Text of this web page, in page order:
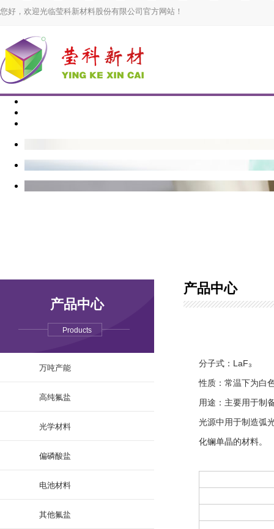
您好，欢迎光临莹科新材料股份有限公司官方网站！
产品中心
Products
万吨产能
高纯氟盐
光学材料
偏磷酸盐
电池材料
其他氟盐
产品中心
分子式：LaF₃
性质：常温下为白
用途：主要用于制
光源中用于制造弧
化镧单晶的材料。